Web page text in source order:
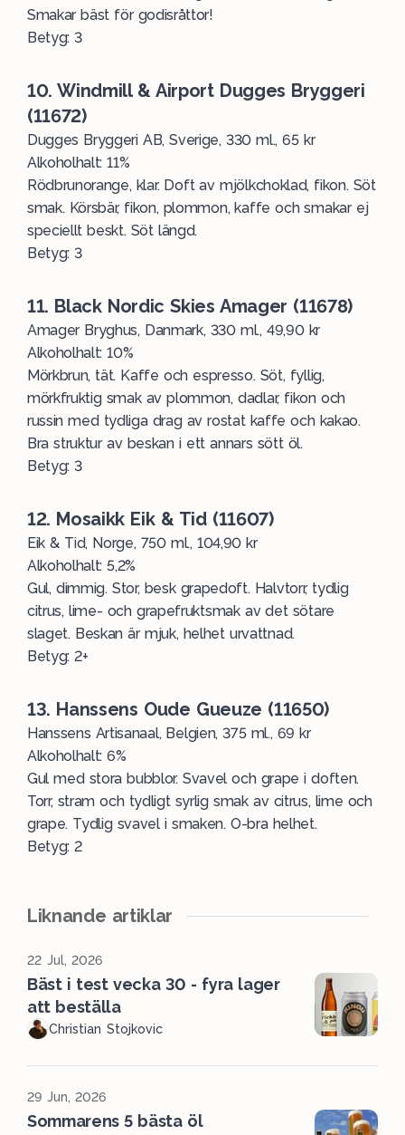
Smakar bäst för godisråttor!
Betyg: 3
10. Windmill & Airport Dugges Bryggeri
(11672)
Dugges Bryggeri AB, Sverige, 330 ml., 65 kr
Alkoholhalt: 11%
Rödbrunorange, klar. Doft av mjölkchoklad, fikon. Söt
smak. Körsbär, fikon, plommon, kaffe och smakar ej
speciellt beskt. Söt längd.
Betyg: 3
11. Black Nordic Skies Amager (11678)
Amager Bryghus, Danmark, 330 ml., 49,90 kr
Alkoholhalt: 10%
Mörkbrun, tät. Kaffe och espresso. Söt, fyllig,
mörkfruktig smak av plommon, dadlar, fikon och
russin med tydliga drag av rostat kaffe och kakao.
Bra struktur av beskan i ett annars sött öl.
Betyg: 3
12. Mosaikk Eik & Tid (11607)
Eik & Tid, Norge, 750 ml., 104,90 kr
Alkoholhalt: 5,2%
Gul, dimmig. Stor, besk grapedoft. Halvtorr, tydlig
citrus, lime- och grapefruktsmak av det sötare
slaget. Beskan är mjuk, helhet urvattnad.
Betyg: 2+
13. Hanssens Oude Gueuze (11650)
Hanssens Artisanaal, Belgien, 375 ml., 69 kr
Alkoholhalt: 6%
Gul med stora bubblor. Svavel och grape i doften.
Torr, stram och tydligt syrlig smak av citrus, lime och
grape. Tydlig svavel i smaken. O-bra helhet.
Betyg: 2
Liknande artiklar
22 Jul, 2026
Bäst i test vecka 30 - fyra lager
att beställa
Christian Stojkovic
29 Jun, 2026
Sommarens 5 bästa öl